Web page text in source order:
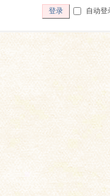
登录 自动登